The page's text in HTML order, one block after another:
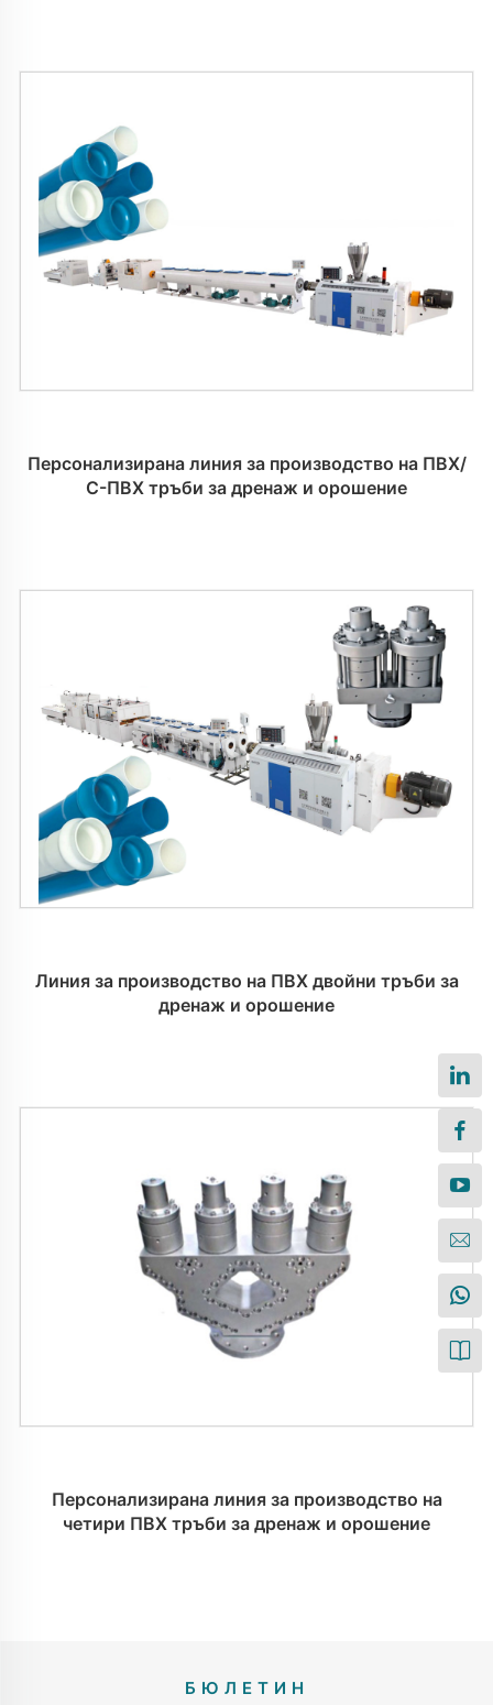
Персонализирана линия за производство на ПВХ/
С-ПВХ тръби за дренаж и орошение
Линия за производство на ПВХ двойни тръби за
дренаж и орошение
Персонализирана линия за производство на
четири ПВХ тръби за дренаж и орошение
БЮЛЕТИН